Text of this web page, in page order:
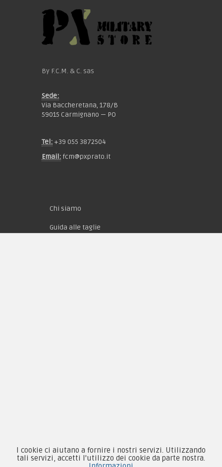
By F.C.M. & C. sas
Sede:
Via Baccheretana, 178/B
59015 Carmignano — PO
Tel: +39 055 3872504
Email: fcm@pxprato.it
Chi siamo
Guida alle taglie
I cookie ci aiutano a fornire i nostri servizi. Utilizzando
tali servizi, accetti l'utilizzo dei cookie da parte nostra.